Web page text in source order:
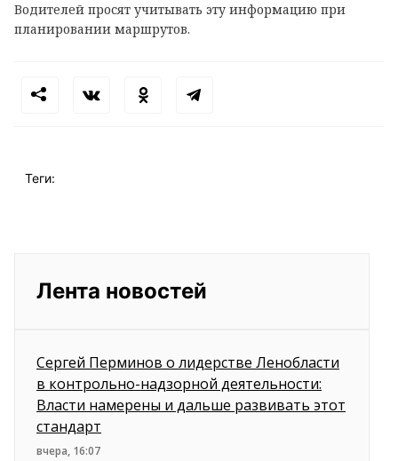
Водителей просят учитывать эту информацию при
планировании маршрутов.
Теги:
Лента новостей
Сергей Перминов о лидерстве Ленобласти
в контрольно-надзорной деятельности:
Власти намерены и дальше развивать этот
стандарт
вчера, 16:07